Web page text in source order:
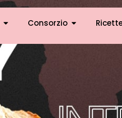
Consorzio